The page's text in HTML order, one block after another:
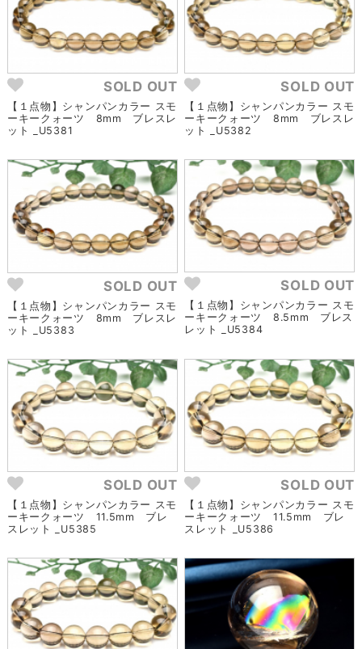
SOLD OUT
【１点物】シャンパンカラー スモ
ーキークォーツ 8mm ブレスレ
ット _U5381
SOLD OUT
【１点物】シャンパンカラー スモ
ーキークォーツ 8mm ブレスレ
ット _U5382
SOLD OUT
【１点物】シャンパンカラー スモ
ーキークォーツ 8mm ブレスレ
ット _U5383
SOLD OUT
【１点物】シャンパンカラー スモ
ーキークォーツ 8.5mm ブレス
レット _U5384
SOLD OUT
【１点物】シャンパンカラー スモ
ーキークォーツ 11.5mm ブレ
スレット _U5385
SOLD OUT
【１点物】シャンパンカラー スモ
ーキークォーツ 11.5mm ブレ
スレット _U5386